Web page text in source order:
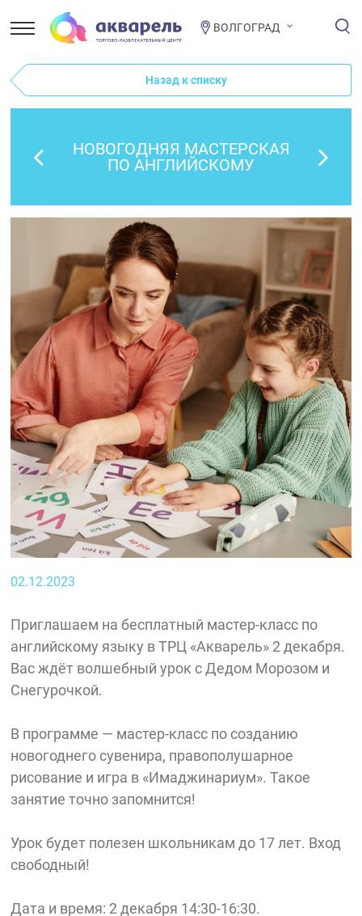
ВОЛГОГРАД
Назад к списку
НОВОГОДНЯЯ МАСТЕРСКАЯ
ПО АНГЛИЙСКОМУ
02.12.2023
Приглашаем на бесплатный мастер-класс по
английскому языку в ТРЦ «Акварель» 2 декабря.
Вас ждёт волшебный урок с Дедом Морозом и
Снегурочкой.
В программе — мастер-класс по созданию
новогоднего сувенира, правополушарное
рисование и игра в «Имаджинариум». Такое
занятие точно запомнится!
Урок будет полезен школьникам до 17 лет. Вход
свободный!
Дата и время: 2 декабря 14:30-16:30.